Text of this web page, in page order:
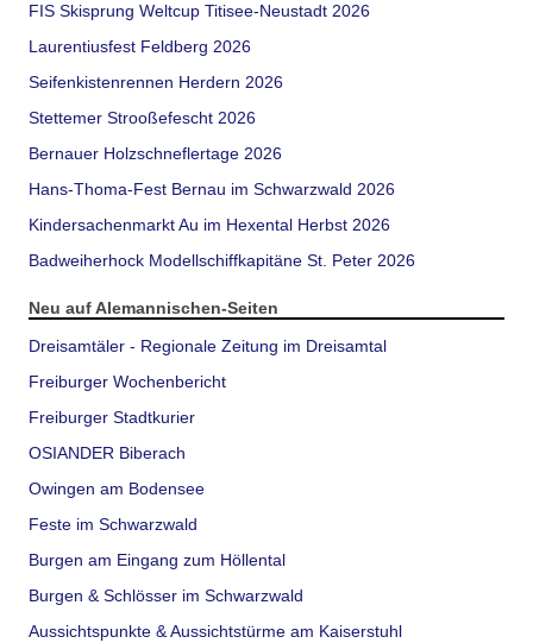
FIS Skisprung Weltcup Titisee-Neustadt 2026
Laurentiusfest Feldberg 2026
Seifenkistenrennen Herdern 2026
Stettemer Strooßefescht 2026
Bernauer Holzschneflertage 2026
Hans-Thoma-Fest Bernau im Schwarzwald 2026
Kindersachenmarkt Au im Hexental Herbst 2026
Badweiherhock Modellschiffkapitäne St. Peter 2026
Neu auf Alemannischen-Seiten
Dreisamtäler - Regionale Zeitung im Dreisamtal
Freiburger Wochenbericht
Freiburger Stadtkurier
OSIANDER Biberach
Owingen am Bodensee
Feste im Schwarzwald
Burgen am Eingang zum Höllental
Burgen & Schlösser im Schwarzwald
Aussichtspunkte & Aussichtstürme am Kaiserstuhl